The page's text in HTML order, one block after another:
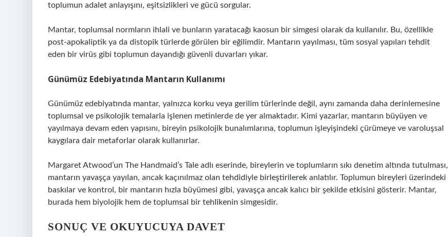
toplumun adalet anlayışını, eşitsizlikleri ve gücü sorgular.
Mantar, toplumsal normların ihlali ve bunların yaratacağı kaosun bir simgesi olarak da kullanılır. Bu, özellikle
post-apokaliptik ya da distopik türlerde görülen bir eğilimdir. Mantarın yayılması, tüm sosyal yapıları tehdit
eden bir virüs gibi toplumun dayandığı güvenli duvarları yıkar.
Günümüz Edebiyatında Mantarın Kullanımı
Günümüz edebiyatında mantar, yalnızca korku veya gerilim türlerinde değil, aynı zamanda daha derinlemesine
toplumsal ve psikolojik temalarla işlenen metinlerde de yer almaktadır. Kimi yazarlar, mantarın büyüyen ve
yayılmaya devam eden yapısını, bireyin psikolojik bunalımlarına, toplumun işleyişindeki çürümeye ve varoluşsal
kaygılara dair metaforlar olarak kullanırlar.
Margaret Atwood’un The Handmaid’s Tale adlı eserinde, bireylerin ve toplumların sıkı denetim altında tutulması,
mantarın yavaşça yayılan, ancak kaçınılmaz olan tehdidiyle birleştirilerek anlatılır. Toplumun bireyleri üzerindeki
baskılar ve kontrol, bir mantarın hızla büyümesi gibi, yavaşça ancak kalıcı bir şekilde etkisini gösterir. Mantar,
burada hem biyolojik hem de toplumsal bir tehlikenin simgesidir.
SONUÇ VE OKUYUCUYA DAVET